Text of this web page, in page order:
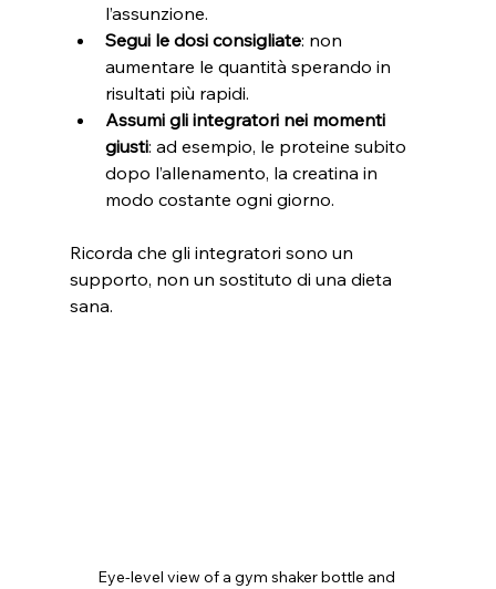
l’assunzione.
Segui le dosi consigliate: non
aumentare le quantità sperando in
risultati più rapidi.
Assumi gli integratori nei momenti
giusti: ad esempio, le proteine subito
dopo l’allenamento, la creatina in
modo costante ogni giorno.
Ricorda che gli integratori sono un
supporto, non un sostituto di una dieta
sana.
Eye-level view of a gym shaker bottle and